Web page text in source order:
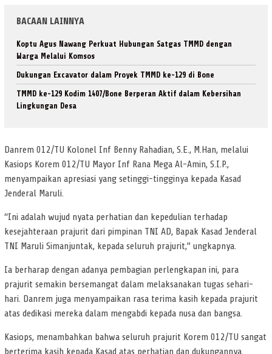
BACAAN LAINNYA
Koptu Agus Nawang Perkuat Hubungan Satgas TMMD dengan
Warga Melalui Komsos
Dukungan Excavator dalam Proyek TMMD ke-129 di Bone
TMMD ke-129 Kodim 1407/Bone Berperan Aktif dalam Kebersihan
Lingkungan Desa
Danrem 012/TU Kolonel Inf Benny Rahadian, S.E., M.Han, melalui
Kasiops Korem 012/TU Mayor Inf Rana Mega Al-Amin, S.I.P.,
menyampaikan apresiasi yang setinggi-tingginya kepada Kasad
Jenderal Maruli.
“Ini adalah wujud nyata perhatian dan kepedulian terhadap
kesejahteraan prajurit dari pimpinan TNI AD, Bapak Kasad Jenderal
TNI Maruli Simanjuntak, kepada seluruh prajurit,” ungkapnya.
Ia berharap dengan adanya pembagian perlengkapan ini, para
prajurit semakin bersemangat dalam melaksanakan tugas sehari-
hari. Danrem juga menyampaikan rasa terima kasih kepada prajurit
atas dedikasi mereka dalam mengabdi kepada nusa dan bangsa.
Kasiops, menambahkan bahwa seluruh prajurit Korem 012/TU sangat
berterima kasih kepada Kasad atas perhatian dan dukungannya.